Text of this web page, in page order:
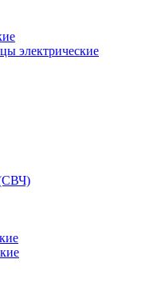
электрические